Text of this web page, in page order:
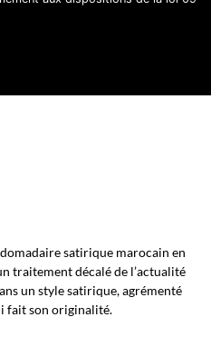
satirique marocain en
traitement décalé de l’actualité
un style satirique, agrémenté
fait son originalité.